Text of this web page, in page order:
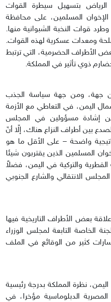
الرياض بتسهيل سيطرة القوات
الإخوان المسلمين، على محافظة
في أغسطس العام 2019، وطرد قوات النخبة الشبوانية منها.
ومعدات عسكرية لهذه القوات.
الأطراف الحضرمية، التي ترتبط
ذوي تأثير في المملكة.
جهة، ومن جهة سياسة الجذب
اليمن، في التعاطي مع الأزمة
إشادة مسؤولين في المجلس
بين أطراف النزاع هناك، إلّا أنّ
واضحة – على الأقل ما هو
المسلمين الذين يقتربون شيئا
القطرية والتركية في اليمن، فضلاً
الانتقالي والشارع الجنوبي
بعض الأطراف التاريخية فيها
الخاصة التابعة لمجلس الوزراء
كثير من الوقائع في الملف
نظرة المملكة بدرجة رئيسية
الدبلوماسية مؤخرا، في